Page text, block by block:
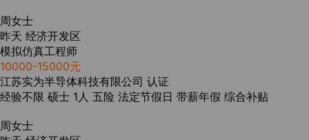
周女士
昨天 经济开发区
模拟仿真工程师
10000-15000元
江苏实为半导体科技有限公司 认证
经验不限 硕士 1人 五险 法定节假日 带薪年假 综合补贴
周女士